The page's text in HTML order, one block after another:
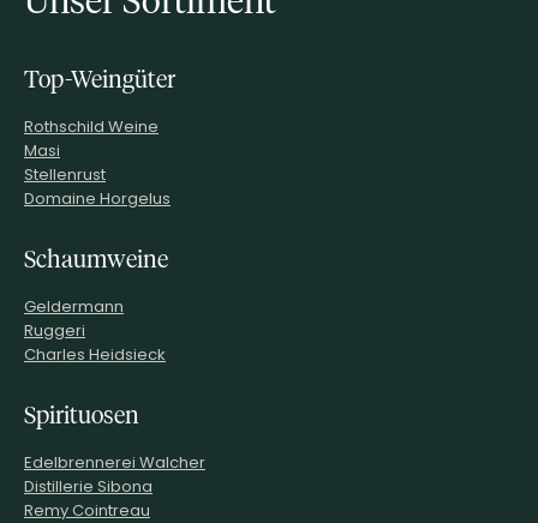
Top-Weingüter
Rothschild Weine
Masi
Stellenrust
Domaine Horgelus
Schaumweine
Geldermann
Ruggeri
Charles Heidsieck
Spirituosen
Edelbrennerei Walcher
Distillerie Sibona
Remy Cointreau